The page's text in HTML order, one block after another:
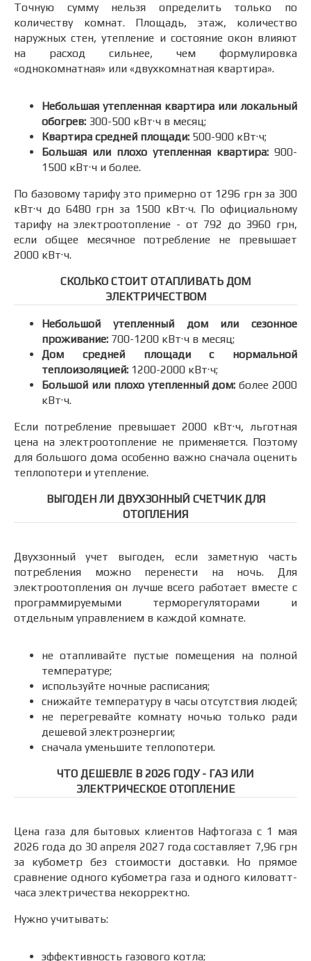
Точную сумму нельзя определить только по
количеству комнат. Площадь, этаж, количество
наружных стен, утепление и состояние окон влияют
на расход сильнее, чем формулировка
«однокомнатная» или «двухкомнатная квартира».
Небольшая утепленная квартира или локальный
обогрев: 300-500 кВт·ч в месяц;
Квартира средней площади: 500-900 кВт·ч;
Большая или плохо утепленная квартира: 900-
1500 кВт·ч и более.
По базовому тарифу это примерно от 1296 грн за 300
кВт·ч до 6480 грн за 1500 кВт·ч. По официальному
тарифу на электроотопление - от 792 до 3960 грн,
если общее месячное потребление не превышает
2000 кВт·ч.
СКОЛЬКО СТОИТ ОТАПЛИВАТЬ ДОМ
ЭЛЕКТРИЧЕСТВОМ
Небольшой утепленный дом или сезонное
проживание: 700-1200 кВт·ч в месяц;
Дом средней площади с нормальной
теплоизоляцией: 1200-2000 кВт·ч;
Большой или плохо утепленный дом: более 2000
кВт·ч.
Если потребление превышает 2000 кВт·ч, льготная
цена на электроотопление не применяется. Поэтому
для большого дома особенно важно сначала оценить
теплопотери и утепление.
ВЫГОДЕН ЛИ ДВУХЗОННЫЙ СЧЕТЧИК ДЛЯ
ОТОПЛЕНИЯ
Двухзонный учет выгоден, если заметную часть
потребления можно перенести на ночь. Для
электроотопления он лучше всего работает вместе с
программируемыми терморегуляторами и
отдельным управлением в каждой комнате.
не отапливайте пустые помещения на полной
температуре;
используйте ночные расписания;
снижайте температуру в часы отсутствия людей;
не перегревайте комнату ночью только ради
дешевой электроэнергии;
сначала уменьшите теплопотери.
ЧТО ДЕШЕВЛЕ В 2026 ГОДУ - ГАЗ ИЛИ
ЭЛЕКТРИЧЕСКОЕ ОТОПЛЕНИЕ
Цена газа для бытовых клиентов Нафтогаза с 1 мая
2026 года до 30 апреля 2027 года составляет 7,96 грн
за кубометр без стоимости доставки. Но прямое
сравнение одного кубометра газа и одного киловатт-
часа электричества некорректно.
Нужно учитывать:
эффективность газового котла;